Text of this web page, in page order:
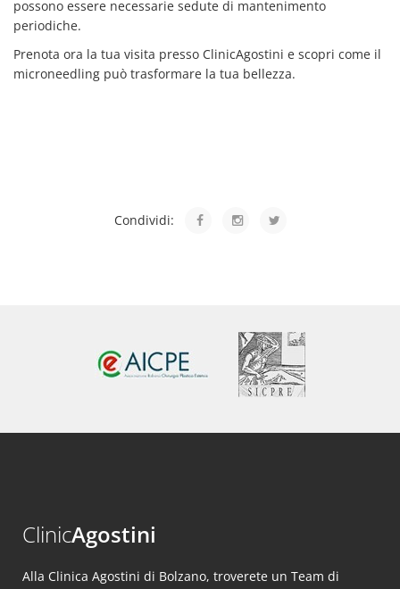
possono essere necessarie sedute di mantenimento
periodiche.
Prenota ora la tua visita presso ClinicAgostini e scopri come il
microneedling può trasformare la tua bellezza.
Condividi:
ClinicAgostini
Alla Clinica Agostini di Bolzano, troverete un Team di